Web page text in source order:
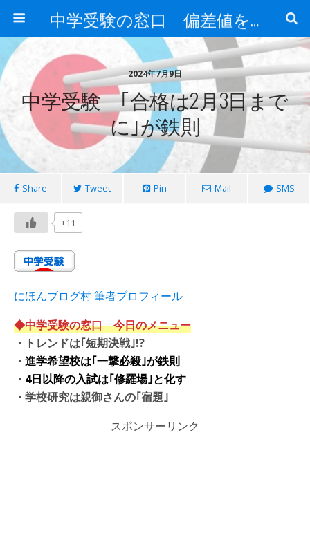
中学受験の窓口 偏差値を上げる勉強法
2024年7月9日
中学受験 ｢合格は2月3日まで
に｣が鉄則
Share Tweet Pin Mail SMS
+11
にほんブログ村 筆者プロフィール
◆中学受験の窓口 今日のメニュー
・トレンドは｢短期決戦｣!?
・ 進学希望校は｢一撃必殺｣が鉄則
・ 4日以降の入試は｢修羅場｣と化す
・学校研究は親御さんの｢宿題｣
スポンサーリンク